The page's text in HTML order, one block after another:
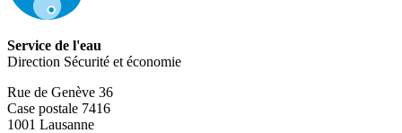
Service de l'eau
Direction Sécurité et économie
Rue de Genève 36
Case postale 7416
1001 Lausanne